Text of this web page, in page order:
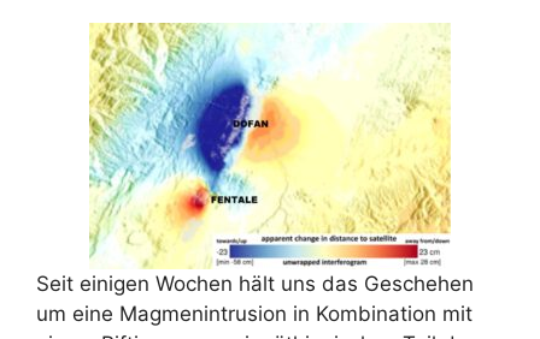
Seit einigen Wochen hält uns das Geschehen
um eine Magmenintrusion in Kombination mit